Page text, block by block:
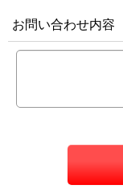
お問い合わせ内容